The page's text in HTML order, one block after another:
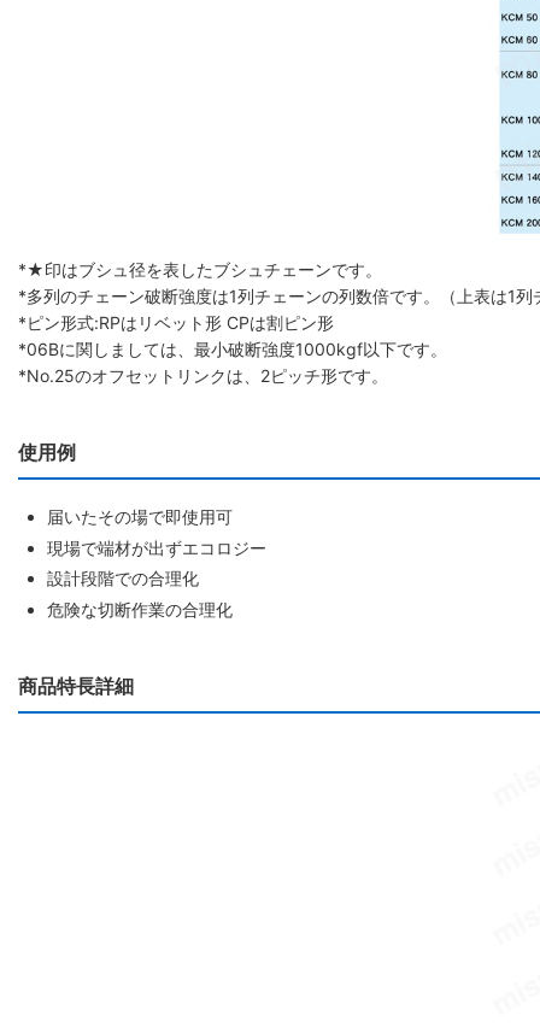
*★印はブシュ径を表したブシュチェーンです。
*多列のチェーン破断強度は1列チェーンの列数倍です。（上表は1
*ピン形式:RPはリベット形 CPは割ピン形
*06Bに関しましては、最小破断強度1000kgf以下です。
*No.25のオフセットリンクは、2ピッチ形です。
使用例
届いたその場で即使用可
現場で端材が出ずエコロジー
設計段階での合理化
危険な切断作業の合理化
商品特長詳細